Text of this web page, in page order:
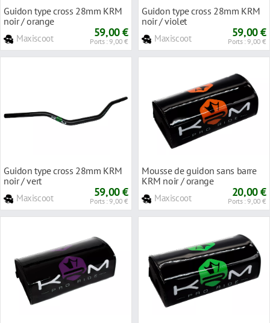
Guidon type cross 28mm KRM
noir / orange
Maxiscoot 59,00 €
Ports : 9,00 €
Guidon type cross 28mm KRM
noir / violet
Maxiscoot 59,00 €
Ports : 9,00 €
Guidon type cross 28mm KRM
noir / vert
Maxiscoot 59,00 €
Ports : 9,00 €
Mousse de guidon sans barre
KRM noir / orange
Maxiscoot 20,00 €
Ports : 9,00 €